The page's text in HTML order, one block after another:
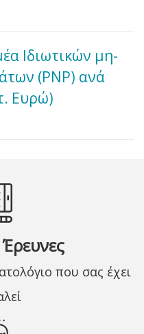
Ιδιωτικών μη-
(PNP) ανά
Ευρώ)
που σας έχει